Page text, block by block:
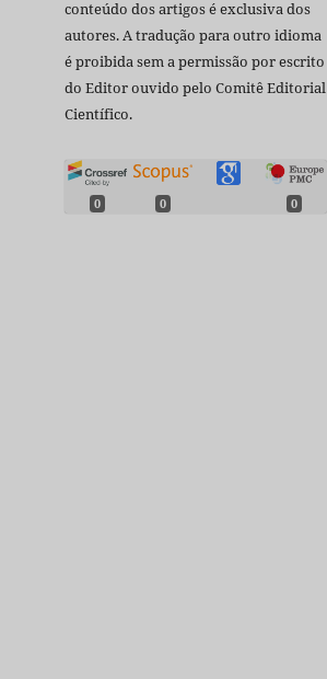
conteúdo dos artigos é exclusiva dos
autores. A tradução para outro idioma
é proibida sem a permissão por escrito
do Editor ouvido pelo Comitê Editorial
Científico.
0 0 0